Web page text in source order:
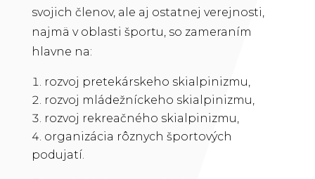
svojich členov, ale aj ostatnej verejnosti,
najmä v oblasti športu, so zameraním
hlavne na:
rozvoj pretekárskeho skialpinizmu,
rozvoj mládežníckeho skialpinizmu,
rozvoj rekreačného skialpinizmu,
organizácia rôznych športových
podujatí.